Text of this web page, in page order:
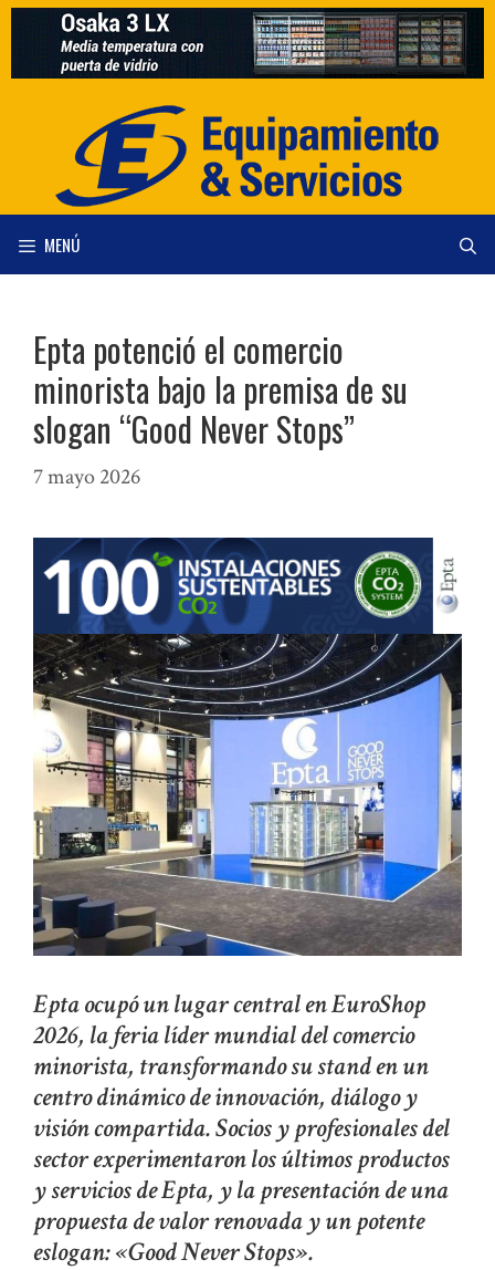
Saltar
contenido
MENÚ
Epta potenció el comercio
minorista bajo la premisa de su
slogan “Good Never Stops”
7 mayo 2026
Epta ocupó un lugar central en EuroShop
2026, la feria líder mundial del comercio
minorista, transformando su stand en un
centro dinámico de innovación, diálogo y
visión compartida. Socios y profesionales del
sector experimentaron los últimos productos
y servicios de Epta, y la presentación de una
propuesta de valor renovada y un potente
eslogan: «Good Never Stops».